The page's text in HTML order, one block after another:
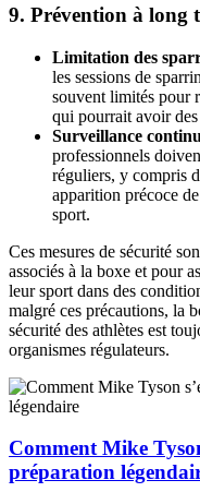
9. Prévention à long
Limitation des
les sessions de
souvent limités pour
qui pourrait avoir
Surveillance
professionnels
réguliers, y compris
apparition précoce
sport.
Ces mesures de sécurité
associés à la boxe et pour
leur sport dans des
malgré ces précautions, la
sécurité des athlètes est
organismes régulateurs.
Comment Mike
préparation